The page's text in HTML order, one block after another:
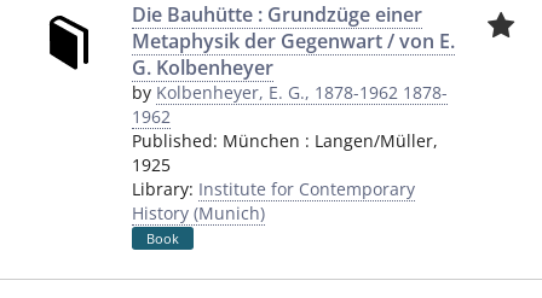
Die Bauhütte : Grundzüge einer
Metaphysik der Gegenwart / von E.
G. Kolbenheyer
by Kolbenheyer, E. G., 1878-1962 1878-
1962
Published: München : Langen/Müller,
1925
Library: Institute for Contemporary
History (Munich)
Book